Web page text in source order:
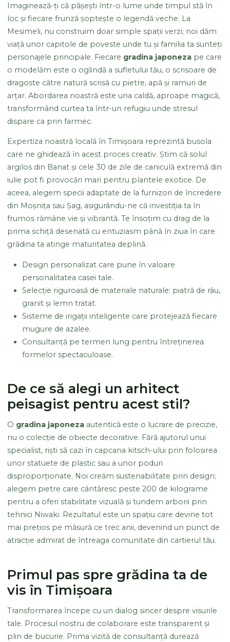
Imaginează-ți că pășești într-o lume unde timpul stă în
loc și fiecare frunză șoptește o legendă veche. La
Mesimeli, nu construim doar simple spații verzi; noi dăm
viață unor capitole de poveste unde tu și familia ta sunteți
personajele principale. Fiecare gradina japoneza pe care
o modelăm este o oglindă a sufletului tău, o scrisoare de
dragoste către natură scrisă cu pietre, apă și ramuri de
arțar. Abordarea noastră este una caldă, aproape magică,
transformând curtea ta într-un refugiu unde stresul
dispare ca prin farmec.
Expertiza noastră locală în Timișoara reprezintă busola
care ne ghidează în acest proces creativ. Știm că solul
argilos din Banat și cele 30 de zile de caniculă extremă din
iulie pot fi provocări mari pentru plantele exotice. De
aceea, alegem specii adaptate de la furnizori de încredere
din Moșnița sau Șag, asigurându-ne că investiția ta în
frumos rămâne vie și vibrantă. Te însoțim cu drag de la
prima schiță desenată cu entuziasm până în ziua în care
grădina ta atinge maturitatea deplină.
Design personalizat care pune în valoare
personalitatea casei tale.
Selecție riguroasă de materiale naturale: piatră de râu,
granit și lemn tratat.
Sisteme de irigații inteligente care protejează fiecare
mugure de azalee.
Consultanță pe termen lung pentru întreținerea
formelor spectaculoase.
De ce să alegi un arhitect
peisagist pentru acest stil?
O gradina japoneza autentică este o lucrare de precizie,
nu o colecție de obiecte decorative. Fără ajutorul unui
specialist, riști să cazi în capcana kitsch-ului prin folosirea
unor statuete de plastic sau a unor poduri
disproporționate. Noi creăm sustenabilitate prin design;
alegem pietre care cântăresc peste 200 de kilograme
pentru a oferi stabilitate vizuală și tundem arborii prin
tehnici Niwaki. Rezultatul este un spațiu care devine tot
mai prețios pe măsură ce trec anii, devenind un punct de
atracție admirat de întreaga comunitate din cartierul tău.
Primul pas spre grădina ta de
vis în Timișoara
Transformarea începe cu un dialog sincer despre visurile
tale. Procesul nostru de colaborare este transparent și
plin de bucurie. Prima vizită de consultanță durează